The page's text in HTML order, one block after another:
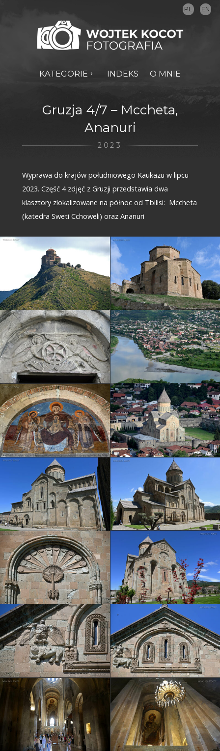
PL EN
KATEGORIE INDEKS O MNIE
Gruzja 4/7 – Mccheta,
Ananuri
2023
Wyprawa do krajów południowego Kaukazu w lipcu
2023. Część 4 zdjęć z Gruzji przedstawia dwa
klasztory zlokalizowane na północ od Tbilisi: Mccheta
(katedra Sweti Cchoweli) oraz Ananuri